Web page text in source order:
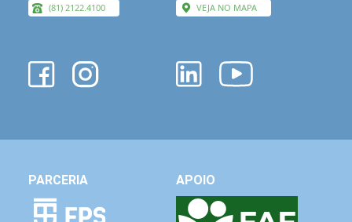
(81) 2122.4100 VEJA NO MAPA
PARCERIA APOIO